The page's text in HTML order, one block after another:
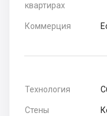
квартирах
Коммерция
Технология
Стены